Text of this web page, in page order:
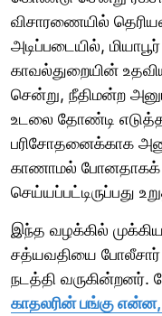
விசாரணையில்
அடிப்படையில்,
காவல்துறையின்
சென்று, நீதிமன்ற
உடலை தோண்டி
பரிசோதனைக்காக
காணாமல்
செய்யப்பட்டிருப்பது
இந்த வழக்கில்
சத்யவதியை போலீசார்
நடத்தி வருகின்றனர்.
காதலரின் பங்கு